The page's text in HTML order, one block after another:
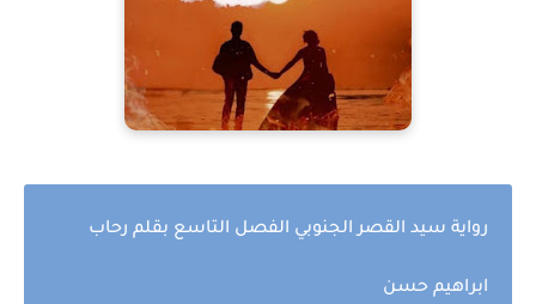
رواية سيد القصر الجنوبي الفصل التاسع بقلم رحاب
ابراهيم حسن